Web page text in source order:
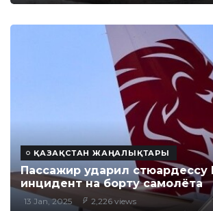
ҚАЗАҚСТАН ЖАҢАЛЫҚТАРЫ
Пассажир ударил стюардессу
инцидент на борту самолёта
13 Jan, 2025 2,226 views